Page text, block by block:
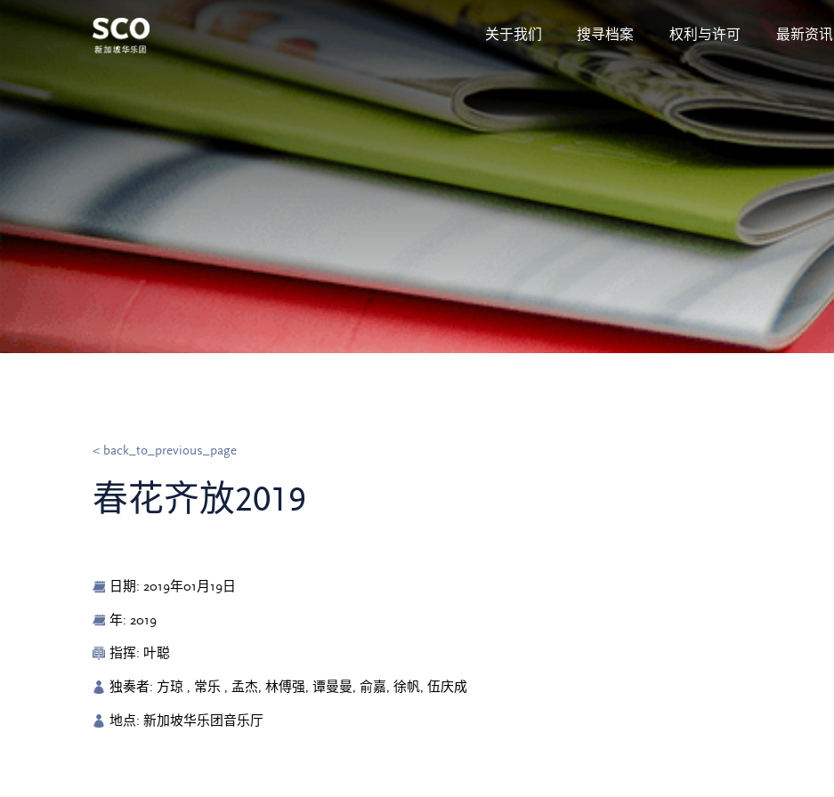
关于我们 搜寻档案 权利与许可 最新资讯
< back_to_previous_page
春花齐放2019
日期: 2019年01月19日
年: 2019
指挥: 叶聪
独奏者: 方琼 , 常乐 , 孟杰, 林傅强, 谭曼曼, 俞嘉, 徐帆, 伍庆成
地点: 新加坡华乐团音乐厅